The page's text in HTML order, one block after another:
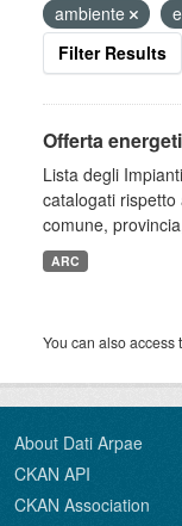
ambiente
Filter Results
Offerta
Lista degli
catalogati
comune,
ARC
You can also access
About Dati Arpae
CKAN API
CKAN Association